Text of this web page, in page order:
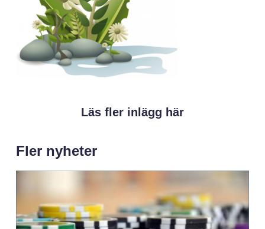
Läs fler inlägg här
Fler nyheter